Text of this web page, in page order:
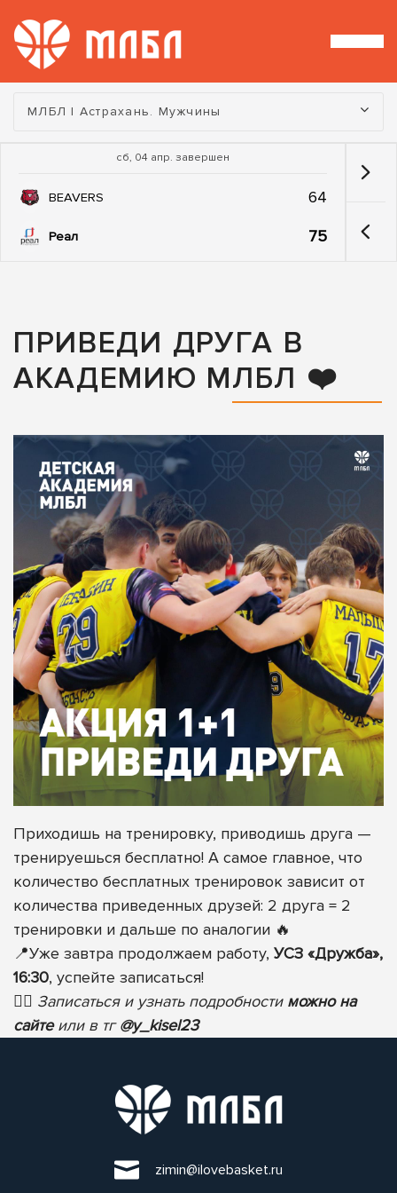
Турнир:
МЛБЛ | Астрахань. Мужчины
сб, 04 апр. завершен
BEAVERS 64
Реал 75
ПРИВЕДИ ДРУГА В
АКАДЕМИЮ МЛБЛ ❤️
Приходишь на тренировку, приводишь друга —
тренируешься бесплатно! А самое главное, что
количество бесплатных тренировок зависит от
количества приведенных друзей: 2 друга = 2
тренировки и дальше по аналогии 🔥
📍Уже завтра продолжаем работу, УСЗ «Дружба»,
16:30, успейте записаться!
✍🏻 Записаться и узнать подробности можно на
сайте или в тг@y_kisel23
zimin@ilovebasket.ru